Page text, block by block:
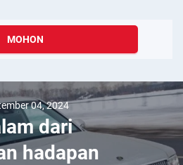
MOHON
04, 2024
dari
hadapan